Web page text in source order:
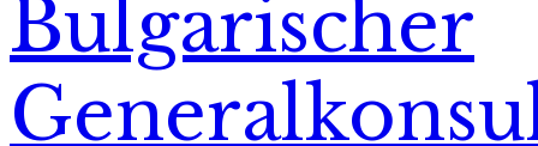
Bulgarischer